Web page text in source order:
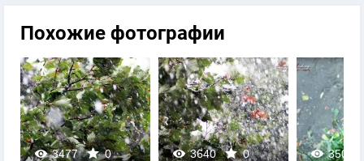
Похожие фотографии
3477
0
3640
0
3506